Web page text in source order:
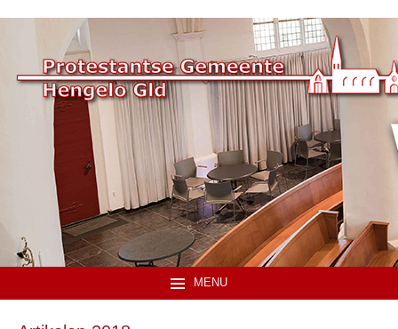
MENU